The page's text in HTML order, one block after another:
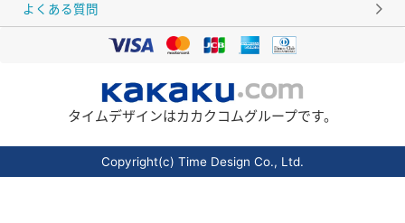
よくある質問
タイムデザインはカカクコムグループです。
Copyright(c) Time Design Co., Ltd.